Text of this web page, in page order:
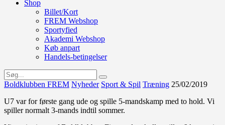
Shop
Billet/Kort
FREM Webshop
Sportyfied
Akademi Webshop
Køb anpart
Handels-betingelser
Boldklubben FREM Nyheder Sport & Spil Træning 25/02/2019
U7 var for første gang ude og spille 5-mandskamp med to hold. Vi
spiller normalt 3-mands indtil sommer.